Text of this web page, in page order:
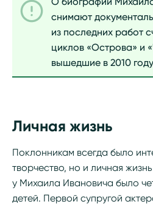
снимают
из последних работ
циклов «Острова» и
вышедшие в 2010
Личная жизнь
Поклонникам всегда было
творчество, но и личная
у Михаила Ивановича было
детей. Первой супругой